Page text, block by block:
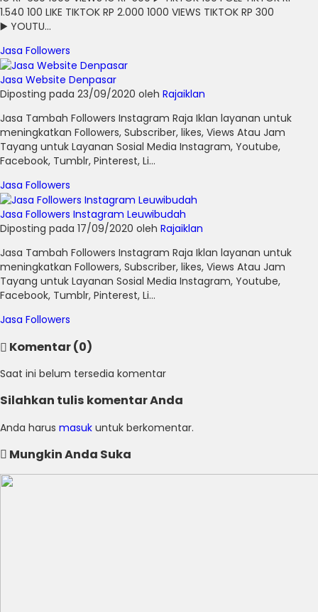
1.540 100 LIKE TIKTOK RP 2.000 1000 VIEWS TIKTOK RP 300
▶️ YOUTU...
Jasa Followers
Jasa Website Denpasar
Diposting pada 23/09/2020 oleh Rajaiklan
Jasa Tambah Followers Instagram Raja Iklan layanan untuk
meningkatkan Followers, Subscriber, likes, Views Atau Jam
Tayang untuk Layanan Sosial Media Instagram, Youtube,
Facebook, Tumblr, Pinterest, Li...
Jasa Followers
Jasa Followers Instagram Leuwibudah
Diposting pada 17/09/2020 oleh Rajaiklan
Jasa Tambah Followers Instagram Raja Iklan layanan untuk
meningkatkan Followers, Subscriber, likes, Views Atau Jam
Tayang untuk Layanan Sosial Media Instagram, Youtube,
Facebook, Tumblr, Pinterest, Li...
Jasa Followers
Komentar (0)
Saat ini belum tersedia komentar
Silahkan tulis komentar Anda
Anda harus masuk untuk berkomentar.
Mungkin Anda Suka